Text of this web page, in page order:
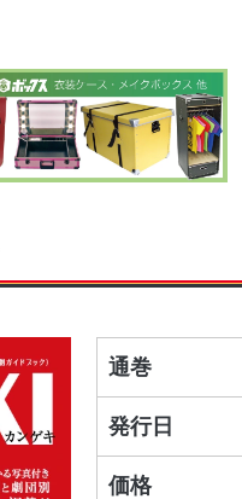
通巻
発行日
価格